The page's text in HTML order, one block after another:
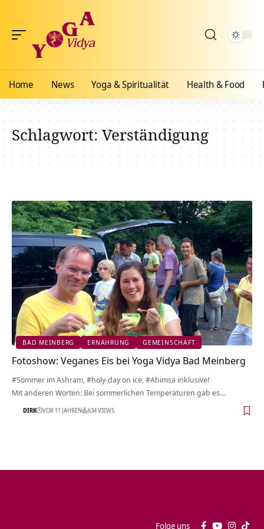
Home News Yoga & Spiritualität Health & Food
Schlagwort:Verständigung
BAD MEINBERG ERNÄHRUNG GEMEINSCHAFT
Fotoshow: Veganes Eis bei Yoga Vidya Bad Meinberg
#Sommer im Ashram, #holy-day on ice, #Ahimsa inklusive!
Mit anderen Worten: Bei sommerlichen Temperaturen gab es…
DIRK VOR 11 JAHREN 634 VIEWS
Folge uns